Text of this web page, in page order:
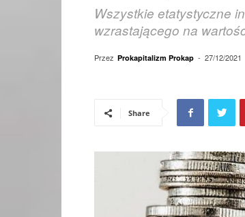
Wszystkie etatystyczne
wzrastającego na
Przez Prokapitalizm Prokap - 27/12/2021
Share